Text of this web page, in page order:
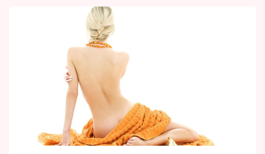
Horoskopy
Sledujte prima+